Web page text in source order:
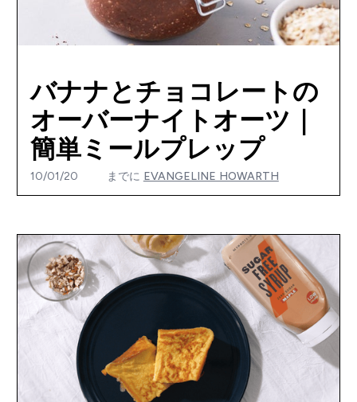
バナナとチョコレートの
オーバーナイトオーツ｜
簡単ミールプレップ
10/01/20 までに EVANGELINE HOWARTH